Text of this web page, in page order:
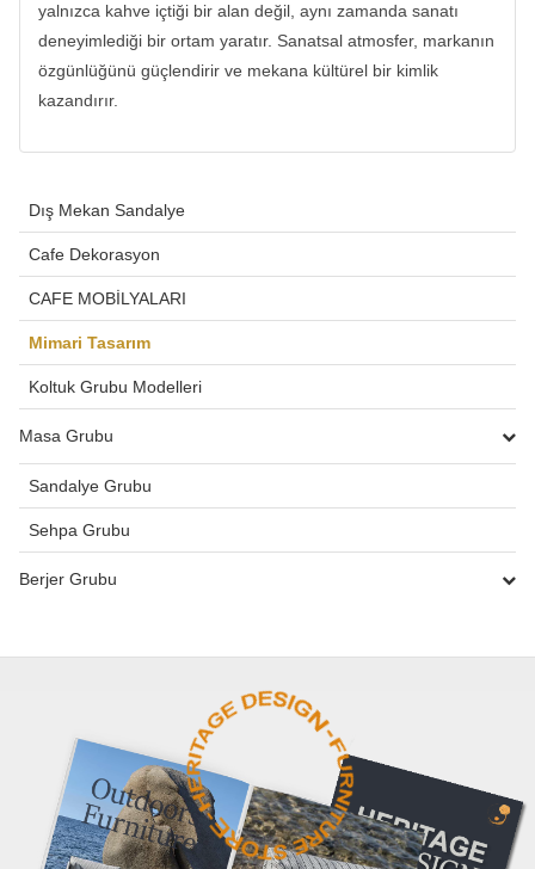
yalnızca kahve içtiği bir alan değil, aynı zamanda sanatı
deneyimlediği bir ortam yaratır. Sanatsal atmosfer, markanın
özgünlüğünü güçlendirir ve mekana kültürel bir kimlik
kazandırır.
Dış Mekan Sandalye
Cafe Dekorasyon
CAFE MOBİLYALARI
Mimari Tasarım
Koltuk Grubu Modelleri
Masa Grubu
Sandalye Grubu
Sehpa Grubu
Berjer Grubu